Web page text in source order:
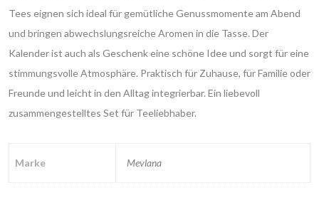
Tees eignen sich ideal für gemütliche Genussmomente am Abend
und bringen abwechslungsreiche Aromen in die Tasse. Der
Kalender ist auch als Geschenk eine schöne Idee und sorgt für eine
stimmungsvolle Atmosphäre. Praktisch für Zuhause, für Familie oder
Freunde und leicht in den Alltag integrierbar. Ein liebevoll
zusammengestelltes Set für Teeliebhaber.
Marke Mevlana